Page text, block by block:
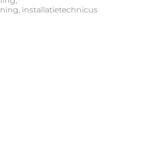
installatietechnicus